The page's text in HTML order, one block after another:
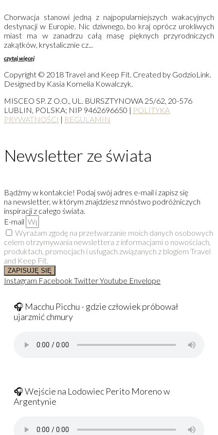
Chorwacja stanowi jedną z najpopularniejszych wakacyjnych
destynacji w Europie. Nic dziwnego, bo kraj oprócz urokliwych
miast ma w zanadrzu całą masę pięknych przyrodniczych
zakątków, krystalicznie cz...
czytaj więcej
Copyright © 2018 Travel and Keep Fit. Created by GodzioLink.
Designed by Kasia Kornelia Kowalczyk.
MISCEO SP. Z O.O., UL. BURSZTYNOWA 25/62, 20-576
LUBLIN, POLSKA; NIP 9462696650 | POLITYKA
PRYWATNOŚCI | REGULAMIN
Newsletter ze świata
Bądźmy w kontakcie! Podaj swój adres e-mail i zapisz się
na newsletter, w którym znajdziesz mnóstwo podróżniczych
inspiracji z całego świata.
E-mail
Wyrażam zgodę na przetwarzanie moich danych osobowych
celem otrzymywania newslettera z informacjami o nowościach,
produktach, promocjach i usługach związanych z blogiem Travel
and Keep Fit.
ZAPISUJĘ SIĘ
Instagram Facebook TwitterYoutube Envelope
🎧 Macchu Picchu - gdzie człowiek próbował
ujarzmić chmury
🎧 Wejście na Lodowiec Perito Moreno w
Argentynie